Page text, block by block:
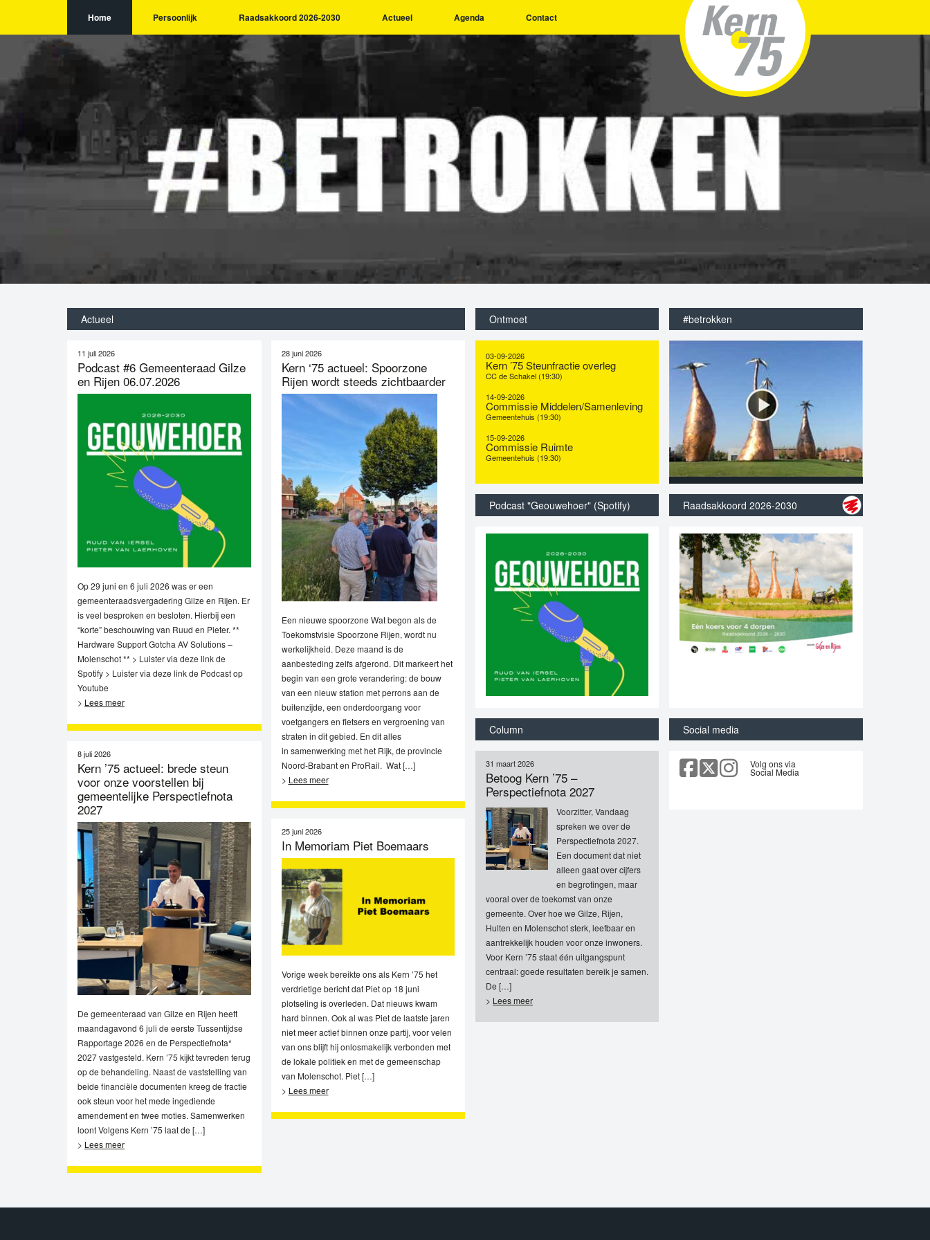
Home Persoonlijk Raadsakkoord 2026-2030 Actueel Agenda Contact
Actueel
11 juli 2026
Podcast #6 Gemeenteraad Gilze
en Rijen 06.07.2026
Op 29 juni en 6 juli 2026 was er een
gemeenteraadsvergadering Gilze en Rijen. Er
is veel besproken en besloten. Hierbij een
“korte” beschouwing van Ruud en Pieter. **
Hardware Support Gotcha AV Solutions –
Molenschot ** > Luister via deze link de
Spotify > Luister via deze link de Podcast op
Youtube
> Lees meer
8 juli 2026
Kern ’75 actueel: brede steun
voor onze voorstellen bij
gemeentelijke Perspectiefnota
2027
De gemeenteraad van Gilze en Rijen heeft
maandagavond 6 juli de eerste Tussentijdse
Rapportage 2026 en de Perspectiefnota*
2027 vastgesteld. Kern ’75 kijkt tevreden terug
op de behandeling. Naast de vaststelling van
beide financiële documenten kreeg de fractie
ook steun voor het mede ingediende
amendement en twee moties. Samenwerken
loont Volgens Kern ’75 laat de […]
> Lees meer
28 juni 2026
Kern ‘75 actueel: Spoorzone
Rijen wordt steeds zichtbaarder
Een nieuwe spoorzone Wat begon als de
Toekomstvisie Spoorzone Rijen, wordt nu
werkelijkheid. Deze maand is de
aanbesteding zelfs afgerond. Dit markeert het
begin van een grote verandering: de bouw
van een nieuw station met perrons aan de
buitenzijde, een onderdoorgang voor
voetgangers en fietsers en vergroening van
straten in dit gebied. En dit alles
in samenwerking met het Rijk, de provincie
Noord-Brabant en ProRail. Wat […]
> Lees meer
25 juni 2026
In Memoriam Piet Boemaars
Vorige week bereikte ons als Kern ’75 het
verdrietige bericht dat Piet op 18 juni
plotseling is overleden. Dat nieuws kwam
hard binnen. Ook al was Piet de laatste jaren
niet meer actief binnen onze partij, voor velen
van ons blijft hij onlosmakelijk verbonden met
de lokale politiek en met de gemeenschap
van Molenschot. Piet […]
> Lees meer
Ontmoet
03-09-2026
Kern ’75 Steunfractie overleg
CC de Schakel (19:30)
14-09-2026
Commissie Middelen/Samenleving
Gemeentehuis (19:30)
15-09-2026
Commissie Ruimte
Gemeentehuis (19:30)
Podcast "Geouwehoer" (Spotify)
Column
31 maart 2026
Betoog Kern ’75 –
Perspectiefnota 2027
Voorzitter, Vandaag
spreken we over de
Perspectiefnota 2027.
Een document dat niet
alleen gaat over cijfers
en begrotingen, maar
vooral over de toekomst van onze
gemeente. Over hoe we Gilze, Rijen,
Hulten en Molenschot sterk, leefbaar en
aantrekkelijk houden voor onze inwoners.
Voor Kern ’75 staat één uitgangspunt
centraal: goede resultaten bereik je samen.
De […]
> Lees meer
#betrokken
Raadsakkoord 2026-2030
Social media
Volg ons via
Social Media